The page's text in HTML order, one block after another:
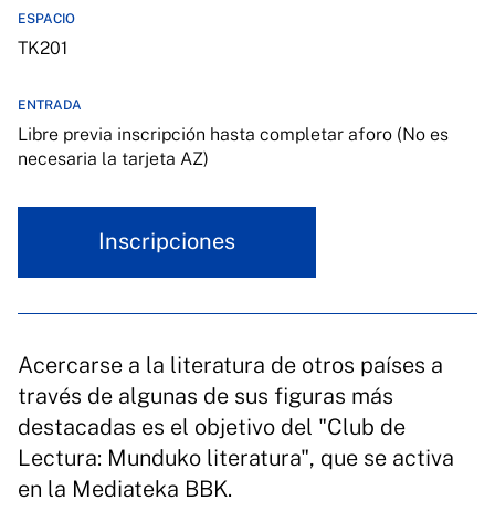
ESPACIO
TK201
ENTRADA
Libre previa inscripción hasta completar aforo (No es
necesaria la tarjeta AZ)
Inscripciones
Acercarse a la literatura de otros países a
través de algunas de sus figuras más
destacadas es el objetivo del "Club de
Lectura: Munduko literatura", que se activa
en la Mediateka BBK.